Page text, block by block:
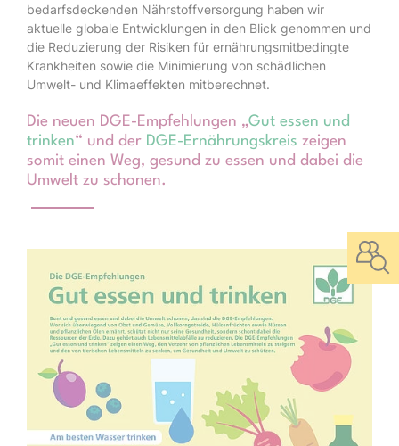
bedarfsdeckenden Nährstoffversorgung haben wir
aktuelle globale Entwicklungen in den Blick genommen und
die Reduzierung der Risiken für ernährungsmitbedingte
Krankheiten sowie die Minimierung von schädlichen
Umwelt- und Klimaeffekten mitberechnet.
Die neuen DGE-Empfehlungen „Gut essen und
trinken“ und der DGE-Ernährungskreis zeigen
somit einen Weg, gesund zu essen und dabei die
Umwelt zu schonen.